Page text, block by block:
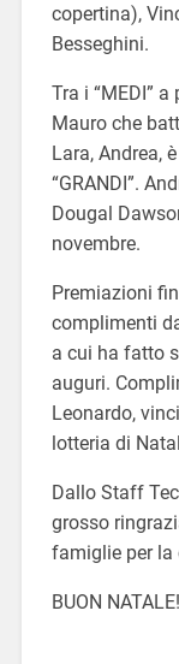
copertina),
Besseghini.
Tra i “MEDI”
Mauro che
Lara, Andrea,
“GRANDI”.
Dougal
novembre.
Premiazioni
complimenti
a cui ha fatto
auguri.
Leonardo,
lotteria di
Dallo Staff
grosso
famiglie per la
BUON